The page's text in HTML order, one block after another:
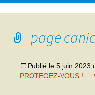
page
Publié le 5 juin 2023
PROTEGEZ-VOUS !